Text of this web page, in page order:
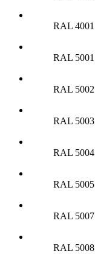
RAL 4001
RAL 5001
RAL 5002
RAL 5003
RAL 5004
RAL 5005
RAL 5007
RAL 5008